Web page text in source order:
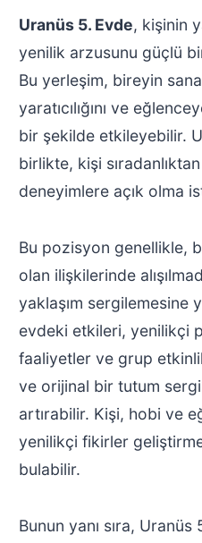
Uranüs 5. Evde, kişinin
yenilik arzusunu güçlü
Bu yerleşim, bireyin
yaratıcılığını ve
bir şekilde etkileyebilir.
birlikte, kişi
deneyimlere açık olma
Bu pozisyon genellikle,
olan ilişkilerinde
yaklaşım sergilemesine
evdeki etkileri, yenilikçi
faaliyetler ve grup
ve orijinal bir tutum
artırabilir. Kişi, hobi ve
yenilikçi fikirler
bulabilir.
Bunun yanı sıra, Uranüs